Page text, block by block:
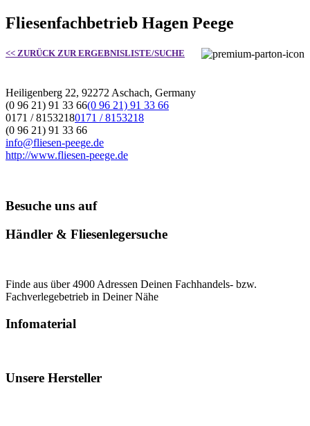
Fliesenfachbetrieb Hagen Peege
<< ZURÜCK ZUR ERGEBNISLISTE/SUCHE
Heiligenberg 22, 92272 Aschach, Germany
(0 96 21) 91 33 66(0 96 21) 91 33 66
0171 / 81532180171 / 8153218
(0 96 21) 91 33 66
info@fliesen-peege.de
http://www.fliesen-peege.de
Besuche uns auf
Händler & Fliesenlegersuche
Finde aus über 4900 Adressen Deinen Fachhandels- bzw.
Fachverlegebetrieb in Deiner Nähe
Infomaterial
Unsere Hersteller